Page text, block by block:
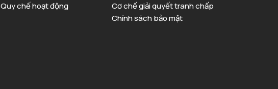
Quy chế hoạt động
Cơ chế giải quyết tranh chấp
Chính sách bảo mật